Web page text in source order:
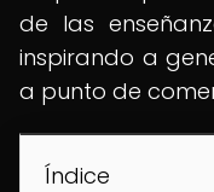
de las
inspirando a
a punto de
Índice